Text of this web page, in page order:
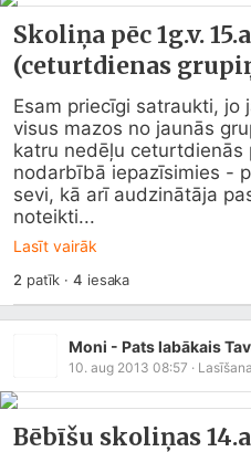
Skoliņa pēc 1g.v.
(ceturtdienas
Esam priecīgi satraukti,
visus mazos no jaunās
katru nedēļu ceturtdienās
nodarbībā iepazīsimies -
sevi, kā arī audzinātāja
noteikti...
Lasīt vairāk
2 patīk ·4 iesaka
Moni - Pats labākais
10. aug 2013 08:57 ·
Bēbīšu skoliņas